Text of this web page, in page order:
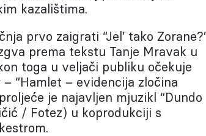
kazalištima.
prvo zaigrati “Jel’ tako
prema tekstu Tanje Mravak u
toga u veljači publiku očekuje
“Hamlet – evidencija zločina
je najavljen mjuzikl “Dundo
/ Fotez) u koprodukciji s